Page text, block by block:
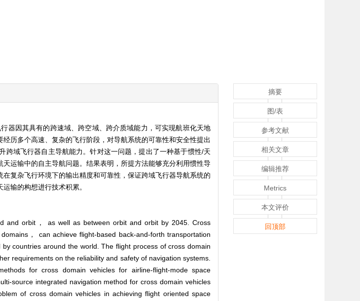
器因其具有的跨速域、跨空域、跨介质域能力，可实现航班化天地
历多个高速、复杂的飞行阶段，对导航系统的可靠性和安全性提出
域飞行器自主导航能力。针对这一问题，提出了一种基于惯性/天
运输中的自主导航问题。结果表明，所提方法能够充分利用惯性导
复杂飞行环境下的输出精度和可靠性，保证跨域飞行器导航系统的
输的构想进行技术积累。
and orbit， as well as between orbit and orbit by 2045. Cross
， can achieve flight-based back-and-forth transportation
countries around the world. The flight process of cross domain
requirements on the reliability and safety of navigation systems.
for cross domain vehicles for airline-flight-mode space
source integrated navigation method for cross domain vehicles
of cross domain vehicles in achieving flight oriented space
摘要
图/表
参考文献
相关文章
编辑推荐
Metrics
本文评价
回顶部